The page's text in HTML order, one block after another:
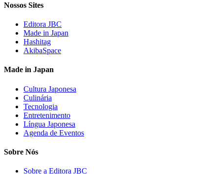
Nossos Sites
Editora JBC
Made in Japan
Hashitag
AkibaSpace
Made in Japan
Cultura Japonesa
Culinária
Tecnologia
Entretenimento
Língua Japonesa
Agenda de Eventos
Sobre Nós
Sobre a Editora JBC